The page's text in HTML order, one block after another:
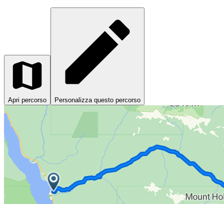
Apri percorso Personalizza questo percorso